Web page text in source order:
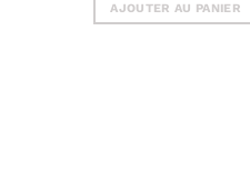
AJOUTER AU PANIER